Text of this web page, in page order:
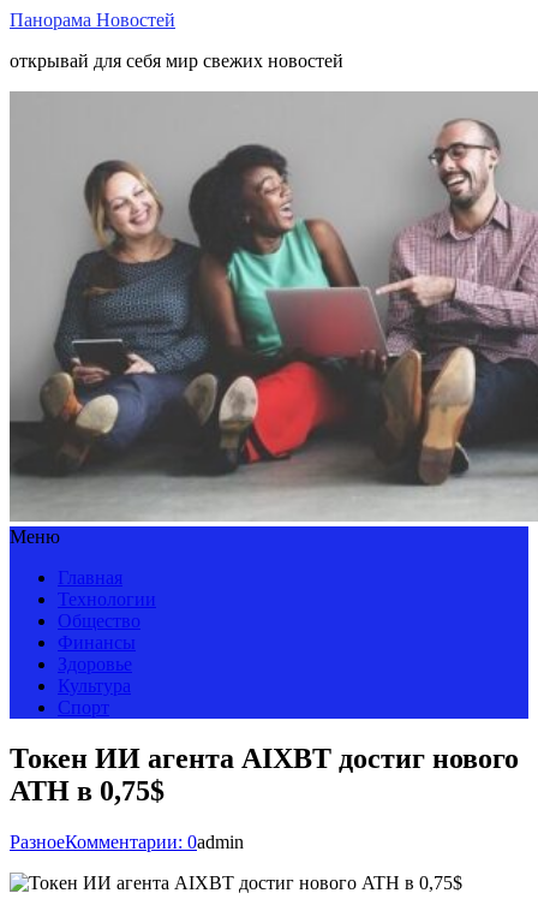
Панорама Новостей
открывай для себя мир свежих новостей
Меню
Главная
Технологии
Общество
Финансы
Здоровье
Культура
Спорт
Токен ИИ агента AIXBT достиг нового
ATH в 0,75$
РазноеКомментарии: 0admin